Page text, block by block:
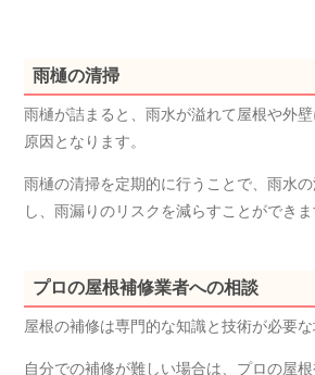
雨樋の清掃
雨樋が詰まると、雨水が溢れて屋根や外
原因となります。
雨樋の清掃を定期的に行うことで、雨水
し、雨漏りのリスクを減らすことができま
プロの屋根補修業者への相談
屋根の補修は専門的な知識と技術が必要な
自分での補修が難しい場合は、プロの屋